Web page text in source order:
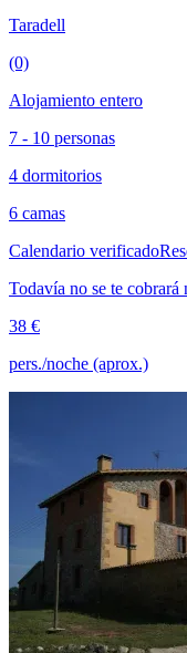
Taradell
(0)
Alojamiento entero
7 - 10 personas
4 dormitorios
6 camas
Calendario verificado
Todavía no se te cobrará
38 €
pers./noche (aprox.)